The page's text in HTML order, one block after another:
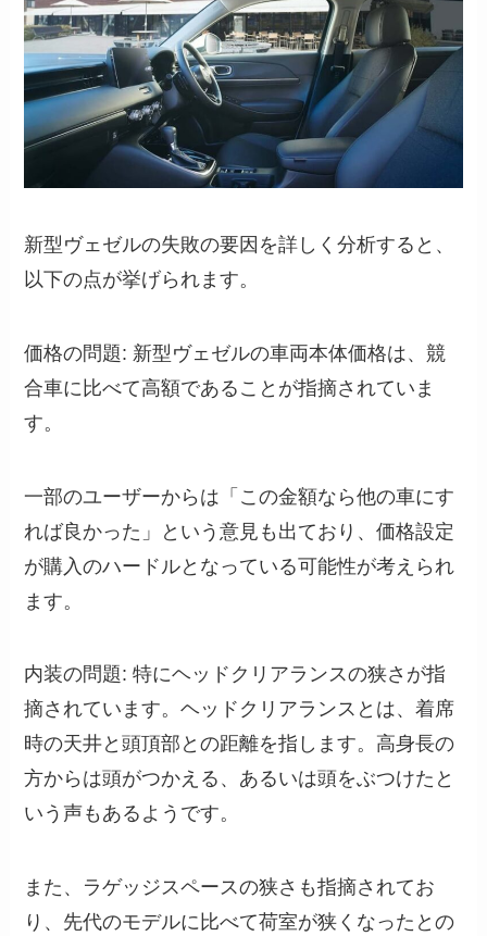
新型ヴェゼルの失敗の要因を詳しく分析すると、
以下の点が挙げられます。
価格の問題: 新型ヴェゼルの車両本体価格は、競
合車に比べて高額であることが指摘されていま
す。
一部のユーザーからは「この金額なら他の車にす
れば良かった」という意見も出ており、価格設定
が購入のハードルとなっている可能性が考えられ
ます。
内装の問題: 特にヘッドクリアランスの狭さが指
摘されています。ヘッドクリアランスとは、着席
時の天井と頭頂部との距離を指します。高身長の
方からは頭がつかえる、あるいは頭をぶつけたと
いう声もあるようです。
また、ラゲッジスペースの狭さも指摘されてお
り、先代のモデルに比べて荷室が狭くなったとの